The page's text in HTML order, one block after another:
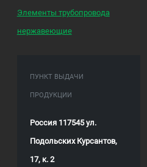
Элементы трубопровода
нержавеющие
ПУНКТ ВЫДАЧИ
ПРОДУКЦИИ
Россия 117545 ул.
Подольских Курсантов,
17, к. 2